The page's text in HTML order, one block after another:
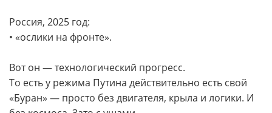
Россия, 2025 год:
• «ослики на фронте».
Вот он — технологический прогресс.
То есть у режима Путина действительно есть свой
«Буран» — просто без двигателя, крыла и логики. И